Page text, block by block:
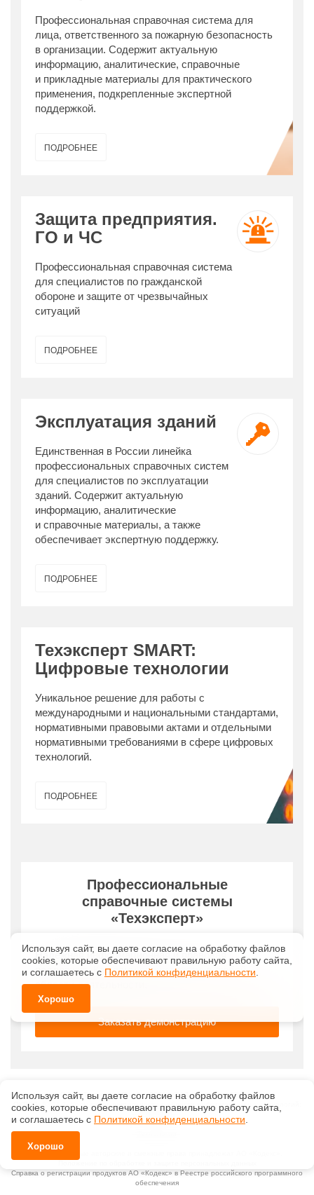
© ООО «Техэксперт-Проф», 2026, v2.12.20 revision: 67b0ca1b
ОКВЭД: 63.11.1, Коды видов деятельности в области информационных технологий:
1.01, 3.01
Ценовая политика
Исключительные авторские и смежные права принадлежат АО «Кодекс».
Справка о регистрации продуктов АО «Кодекс» в Реестре российского программного
обеспечения
Используя сайт, вы даете согласие на обработку файлов
сооkiеs, которые обеспечивают правильную работу сайта,
и соглашаетесь с Политикой конфиденциальности
Хорошо